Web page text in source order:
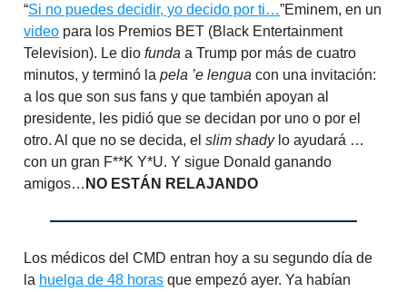
“Si no puedes decidir, yo decido por ti…”Eminem, en un
video para los Premios BET (Black Entertainment
Television). Le dio funda a Trump por más de cuatro
minutos, y terminó la pela ’e lengua con una invitación:
a los que son sus fans y que también apoyan al
presidente, les pidió que se decidan por uno o por el
otro. Al que no se decida, el slim shadylo ayudará …
con un gran F**K Y*U. Y sigue Donald ganando
amigos… NO ESTÁN RELAJANDO
Los médicos del CMD entran hoy a su segundo día de
la huelga de 48 horas que empezó ayer. Ya habían